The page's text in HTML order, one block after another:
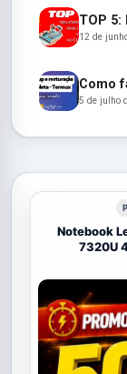
12 de
5 de julho
Notebook
7320U